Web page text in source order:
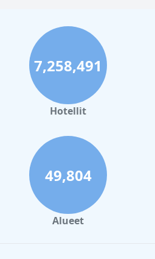
7,258,491
Hotellit
49,804
Alueet